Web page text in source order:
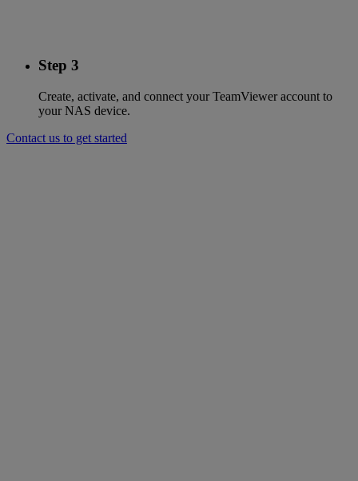
Step 3
Create, activate, and connect your TeamViewer account to
your NAS device.
Contact us to get started